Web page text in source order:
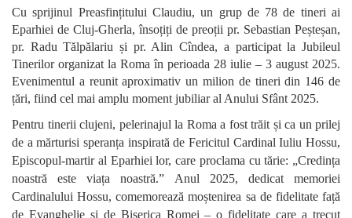
Cu sprijinul Preasfințitului Claudiu, un grup de 78 de tineri ai
Eparhiei de Cluj-Gherla, însoțiți de preoții pr. Sebastian Peșteșan,
pr. Radu Tălpălariu și pr. Alin Cîndea, a participat la Jubileul
Tinerilor organizat la Roma în perioada 28 iulie – 3 august 2025.
Evenimentul a reunit aproximativ un milion de tineri din 146 de
țări, fiind cel mai amplu moment jubiliar al Anului Sfânt 2025.
Pentru tinerii clujeni, pelerinajul la Roma a fost trăit și ca un prilej
de a mărturisi speranța inspirată de Fericitul Cardinal Iuliu Hossu,
Episcopul-martir al Eparhiei lor, care proclama cu tărie: „Credința
noastră este viața noastră.” Anul 2025, dedicat memoriei
Cardinalului Hossu, comemorează moștenirea sa de fidelitate față
de Evanghelie și de Biserica Romei – o fidelitate care a trecut